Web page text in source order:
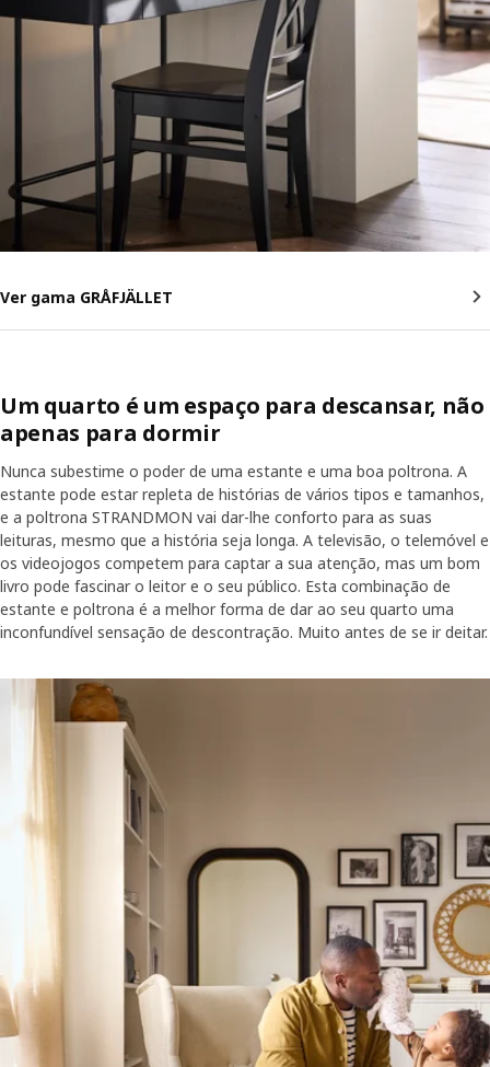
Ver gama GRÅFJÄLLET
Um quarto é um espaço para descansar, não
apenas para dormir
Nunca subestime o poder de uma estante e uma boa poltrona. A
estante pode estar repleta de histórias de vários tipos e tamanhos,
e a poltrona STRANDMON vai dar-lhe conforto para as suas
leituras, mesmo que a história seja longa. A televisão, o telemóvel e
os videojogos competem para captar a sua atenção, mas um bom
livro pode fascinar o leitor e o seu público. Esta combinação de
estante e poltrona é a melhor forma de dar ao seu quarto uma
inconfundível sensação de descontração. Muito antes de se ir deitar.